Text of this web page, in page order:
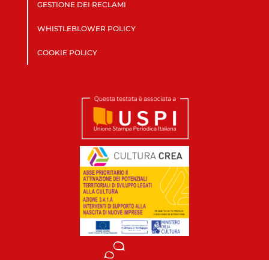
GESTIONE DEI RECLAMI
WHISTLEBLOWER POLICY
COOKIE POLICY